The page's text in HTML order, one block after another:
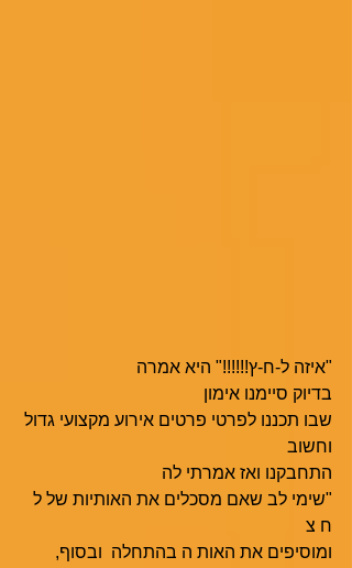
"איזה ל-ח-ץ!!!!!!" היא אמרה
בדיוק סיימנו אימון
שבו תכננו לפרטי פרטים אירוע מקצועי גדול
וחשוב
התחבקנו ואז אמרתי לה
"שימי לב שאם מסכלים את האותיות של ל
ח צ
ומוסיפים את האות ה בהתחלה  ובסוף,